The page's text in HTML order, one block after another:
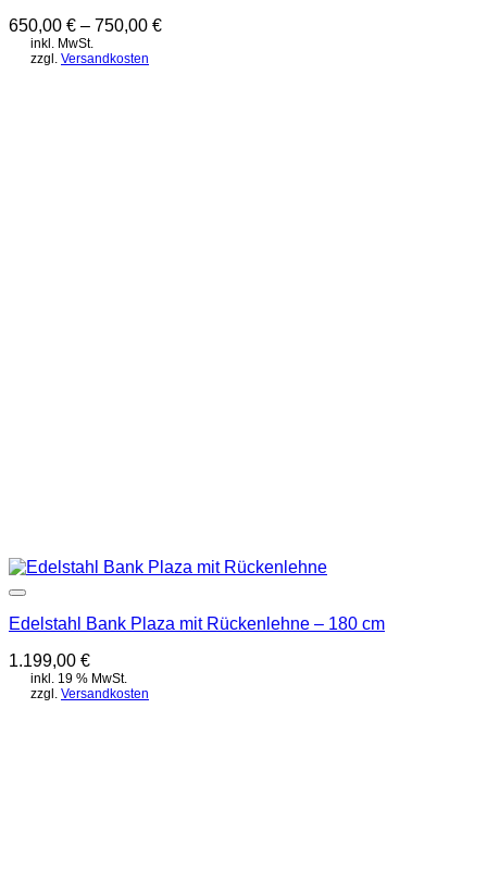
650,00 € – 750,00 €
inkl. MwSt.
zzgl. Versandkosten
Edelstahl Bank Plaza mit Rückenlehne – 180 cm
1.199,00 €
inkl. 19 % MwSt.
zzgl. Versandkosten